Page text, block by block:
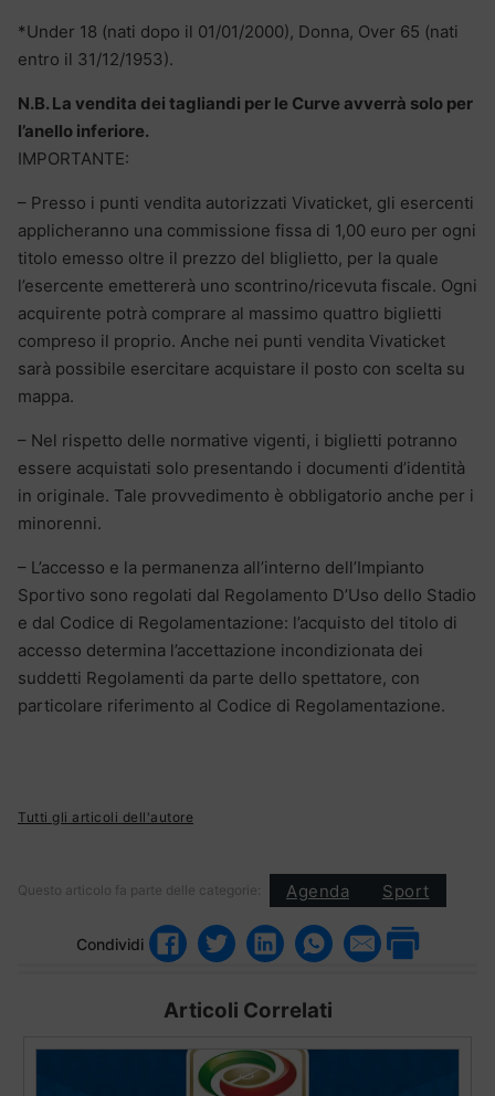
*Under 18 (nati dopo il 01/01/2000), Donna, Over 65 (nati
entro il 31/12/1953).
N.B. La vendita dei tagliandi per le Curve avverrà solo per
l’anello inferiore.
IMPORTANTE:
– Presso i punti vendita autorizzati Vivaticket, gli esercenti
applicheranno una commissione fissa di 1,00 euro per ogni
titolo emesso oltre il prezzo del bliglietto, per la quale
l’esercente emettererà uno scontrino/ricevuta fiscale. Ogni
acquirente potrà comprare al massimo quattro biglietti
compreso il proprio. Anche nei punti vendita Vivaticket
sarà possibile esercitare acquistare il posto con scelta su
mappa.
– Nel rispetto delle normative vigenti, i biglietti potranno
essere acquistati solo presentando i documenti d’identità
in originale. Tale provvedimento è obbligatorio anche per i
minorenni.
– L’accesso e la permanenza all’interno dell’Impianto
Sportivo sono regolati dal Regolamento D’Uso dello Stadio
e dal Codice di Regolamentazione: l’acquisto del titolo di
accesso determina l’accettazione incondizionata dei
suddetti Regolamenti da parte dello spettatore, con
particolare riferimento al Codice di Regolamentazione.
Tutti gli articoli dell'autore
Questo articolo fa parte delle categorie: Agenda Sport
Condividi
Articoli Correlati